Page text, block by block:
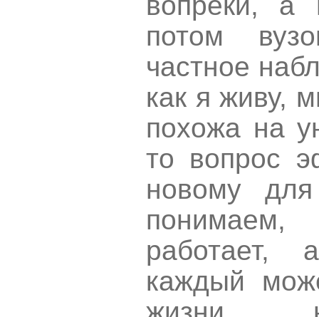
потом
частное
как я живу,
похожа на
то вопрос
новому
работает,
каждый